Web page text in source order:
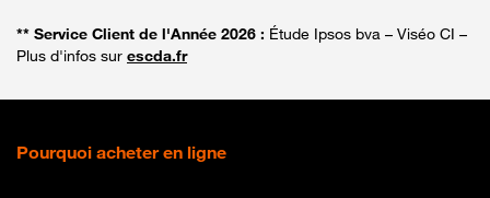
** Service Client de l'Année 2026 : Étude Ipsos bva – Viséo CI –
Plus d'infos sur escda.fr
Pourquoi acheter en ligne